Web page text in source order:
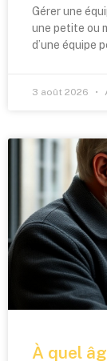
Gérer une
une petite ou
d’une équipe
3 août 2026
À quel